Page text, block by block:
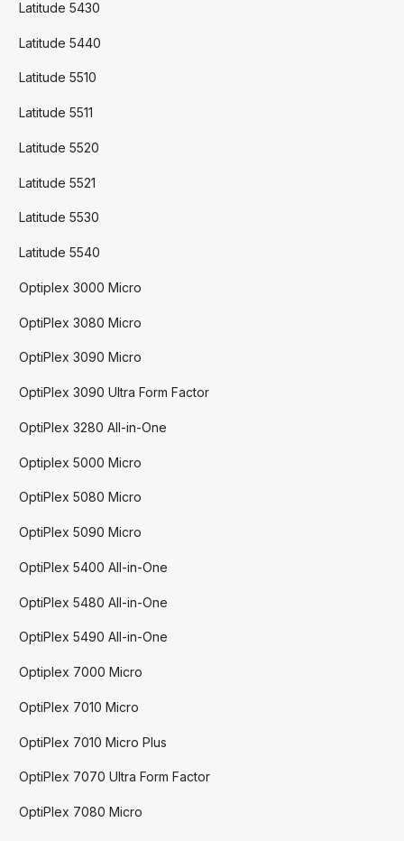
Latitude 5430
Latitude 5440
Latitude 5510
Latitude 5511
Latitude 5520
Latitude 5521
Latitude 5530
Latitude 5540
Optiplex 3000 Micro
OptiPlex 3080 Micro
OptiPlex 3090 Micro
OptiPlex 3090 Ultra Form Factor
OptiPlex 3280 All-in-One
Optiplex 5000 Micro
OptiPlex 5080 Micro
OptiPlex 5090 Micro
OptiPlex 5400 All-in-One
OptiPlex 5480 All-in-One
OptiPlex 5490 All-in-One
Optiplex 7000 Micro
OptiPlex 7010 Micro
OptiPlex 7010 Micro Plus
OptiPlex 7070 Ultra Form Factor
OptiPlex 7080 Micro